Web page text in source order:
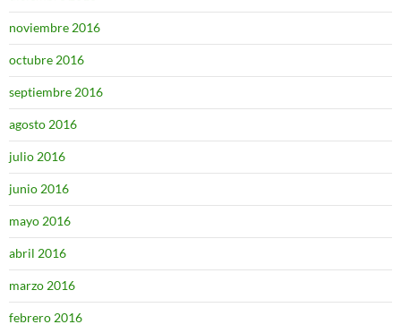
noviembre 2016
octubre 2016
septiembre 2016
agosto 2016
julio 2016
junio 2016
mayo 2016
abril 2016
marzo 2016
febrero 2016